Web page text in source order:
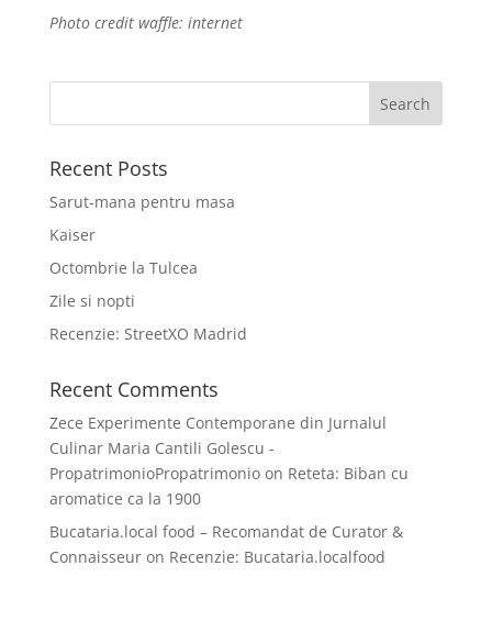
Photo credit waffle: internet
Recent Posts
Sarut-mana pentru masa
Kaiser
Octombrie la Tulcea
Zile si nopti
Recenzie: StreetXO Madrid
Recent Comments
Zece Experimente Contemporane din Jurnalul
Culinar Maria Cantili Golescu -
PropatrimonioPropatrimonioon Reteta: Biban cu
aromatice ca la 1900
Bucataria.local food – Recomandat de Curator &
Connaisseuron Recenzie: Bucataria.localfood